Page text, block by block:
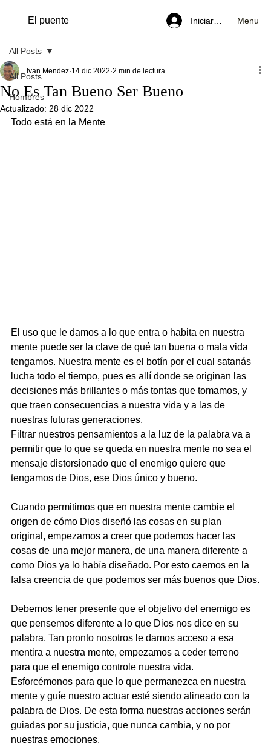
Iniciar sesiónMenu
El puente
All Posts
Hombres
All Posts
No Es Tan Bueno Ser Bueno
Ivan Mendez 14 dic 2022 2 min de lectura
Actualizado: 28 dic 2022
Todo está en la Mente
El uso que le damos a lo que entra o habita en nuestra
mente puede ser la clave de qué tan buena o mala vida
tengamos. Nuestra mente es el botín por el cual satanás
lucha todo el tiempo, pues es allí donde se originan las
decisiones más brillantes o más tontas que tomamos, y
que traen consecuencias a nuestra vida y a las de
nuestras futuras generaciones.
Filtrar nuestros pensamientos a la luz de la palabra va a
permitir que lo que se queda en nuestra mente no sea el
mensaje distorsionado que el enemigo quiere que
tengamos de Dios, ese Dios único y bueno.
Cuando permitimos que en nuestra mente cambie el
origen de cómo Dios diseñó las cosas en su plan
original, empezamos a creer que podemos hacer las
cosas de una mejor manera, de una manera diferente a
como Dios ya lo había diseñado. Por esto caemos en la
falsa creencia de que podemos ser más buenos que Dios.
Debemos tener presente que el objetivo del enemigo es
que pensemos diferente a lo que Dios nos dice en su
palabra. Tan pronto nosotros le damos acceso a esa
mentira a nuestra mente, empezamos a ceder terreno
para que el enemigo controle nuestra vida.
Esforcémonos para que lo que permanezca en nuestra
mente y guíe nuestro actuar esté siendo alineado con la
palabra de Dios. De esta forma nuestras acciones serán
guiadas por su justicia, que nunca cambia, y no por
nuestras emociones.